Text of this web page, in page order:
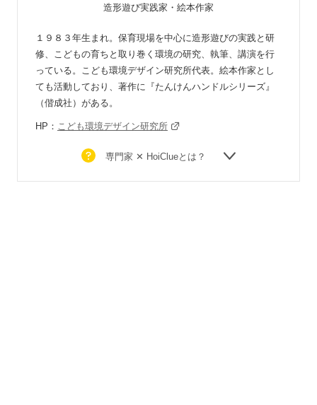
造形遊び実践家・絵本作家
１９８３年生まれ。保育現場を中心に造形遊びの実践と研
修、こどもの育ちと取り巻く環境の研究、執筆、講演を行
っている。こども環境デザイン研究所代表。絵本作家とし
ても活動しており、著作に『たんけんハンドルシリーズ』
（偕成社）がある。
HP： こども環境デザイン研究所
専門家 ✕ HoiClueとは？